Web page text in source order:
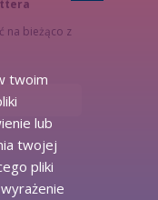
na bieżąco z
twoim
lub
twojej
pliki